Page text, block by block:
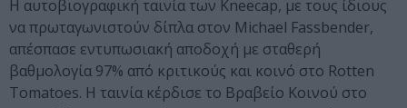
Η αυτοβιογραφική ταινία των Kneecap, με τους ίδιους
να πρωταγωνιστούν δίπλα στον Michael Fassbender,
απέσπασε εντυπωσιακή αποδοχή με σταθερή
βαθμολογία 97% από κριτικούς και κοινό στο Rotten
Tomatoes. Η ταινία κέρδισε το Βραβείο Κοινού στο